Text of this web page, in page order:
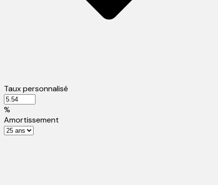
Taux personnalisé
%
Amortissement